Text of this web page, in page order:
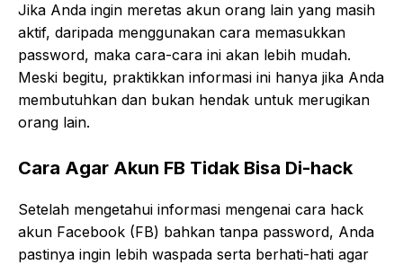
Jika Anda ingin meretas akun orang lain yang masih
aktif, daripada menggunakan cara memasukkan
password, maka cara-cara ini akan lebih mudah.
Meski begitu, praktikkan informasi ini hanya jika Anda
membutuhkan dan bukan hendak untuk merugikan
orang lain.
Cara Agar Akun FB Tidak Bisa Di-hack
Setelah mengetahui informasi mengenai cara hack
akun Facebook (FB) bahkan tanpa password, Anda
pastinya ingin lebih waspada serta berhati-hati agar